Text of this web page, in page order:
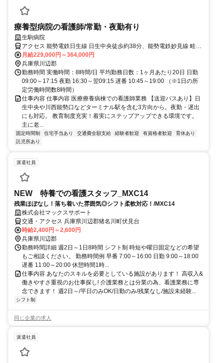
療養型病院の看護師/常勤・夜勤有り
生駒病院
アクセス 能勢電鉄日生線 日生中央徒歩約38分、能勢電鉄妙見線 畦野
出入口1徒歩約64分、能勢電鉄妙見線 山下（兵庫県）徒歩約63分
月給229,000円～364,000円
兵庫県川辺郡
勤務時間 実働時間：8時間/日 平均勤務日数：1ヶ月あたり20日 日勤
09:00～17:15 夜勤 16:30～翌09:15 遅番 10:45～19:00 （※1日の所
定労働時間数8時間）
仕事内容 仕事内容 医療療養病棟での看護師業務 【送迎バスあり】日
生中央や川西能勢口などターミナル駅を含む3方向から。夜勤・遅出
にも対応。 教育制度充実！着実にステップアップできる環境です。
主に老...
固定時間制 住宅手当あり 交通費全額支給 経験者歓迎 有資格者歓迎
育休あり
託児所あり
派遣社員
NEW 特養での看護スタッフ_MXC14
残業ほぼなし！落ち着いた雰囲気◎シフト柔軟対応！/MXC14
株式会社マックスサポート
交通・アクセス 兵庫県川辺郡猪名川町伏見台
時給2,400円～2,600円
兵庫県川辺郡
勤務時間詳細 週2日～1日8時間 シフト制 時短や曜日固定などの希望
もご相談ください。 勤務時間例 早番 7:00～16:00 日勤 9:00～18:00
遅番 11:00～20:00 休憩時間1時...
仕事内容 あなたのスキルを必要としている施設があります！ 高収入&
働きやすさ重視のお仕事探し! 介護業務とは分業の為、看護業務に専
念できます！ 週2日～/平日のみOK/日勤のみ/残業なし/施設未経験...
シフト制
同じ企業の求人
派遣社員